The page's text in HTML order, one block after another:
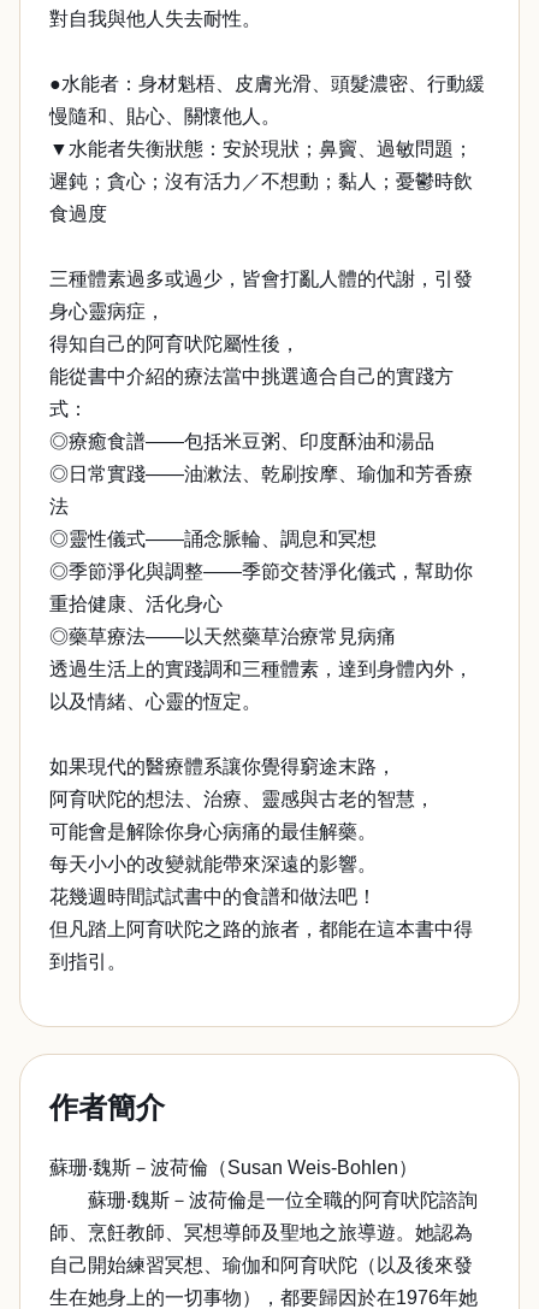
對自我與他人失去耐性。
●水能者：身材魁梧、皮膚光滑、頭髮濃密、行動緩
慢隨和、貼心、關懷他人。
▼水能者失衡狀態：安於現狀；鼻竇、過敏問題；
遲鈍；貪心；沒有活力／不想動；黏人；憂鬱時飲
食過度
三種體素過多或過少，皆會打亂人體的代謝，引發
身心靈病症，
得知自己的阿育吠陀屬性後，
能從書中介紹的療法當中挑選適合自己的實踐方
式：
◎療癒食譜——包括米豆粥、印度酥油和湯品
◎日常實踐——油漱法、乾刷按摩、瑜伽和芳香療
法
◎靈性儀式——誦念脈輪、調息和冥想
◎季節淨化與調整——季節交替淨化儀式，幫助你
重拾健康、活化身心
◎藥草療法——以天然藥草治療常見病痛
透過生活上的實踐調和三種體素，達到身體內外，
以及情緒、心靈的恆定。
如果現代的醫療體系讓你覺得窮途末路，
阿育吠陀的想法、治療、靈感與古老的智慧，
可能會是解除你身心病痛的最佳解藥。
每天小小的改變就能帶來深遠的影響。
花幾週時間試試書中的食譜和做法吧！
但凡踏上阿育吠陀之路的旅者，都能在這本書中得
到指引。
作者簡介
蘇珊‧魏斯－波荷倫（Susan Weis-Bohlen）
蘇珊‧魏斯－波荷倫是一位全職的阿育吠陀諮詢
師、烹飪教師、冥想導師及聖地之旅導遊。她認為
自己開始練習冥想、瑜伽和阿育吠陀（以及後來發
生在她身上的一切事物），都要歸因於在1976年她